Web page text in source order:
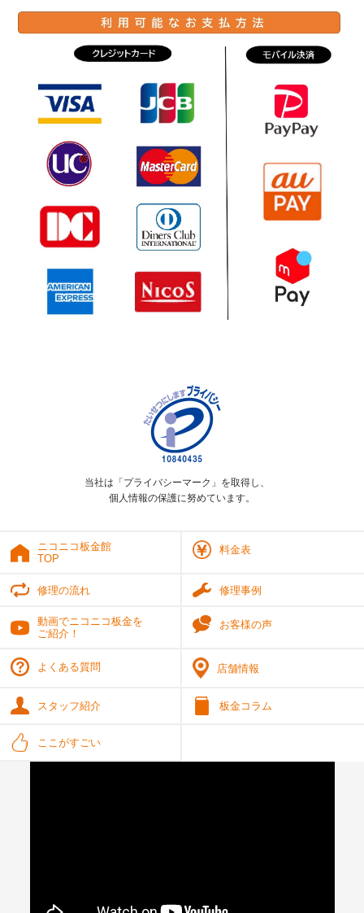
当社は「プライバシーマーク」を取得し、
個人情報の保護に努めています。
ニコニコ板金館
TOP
料金表
修理の流れ 修理事例
動画でニコニコ板金を
ご紹介！
お客様の声
よくある質問 店舗情報
スタッフ紹介 板金コラム
ここがすごい